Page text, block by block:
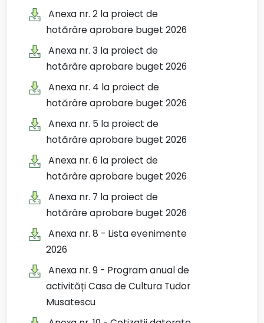
Anexa nr. 2 la proiect de
hotărâre aprobare buget 2026
Anexa nr. 3 la proiect de
hotărâre aprobare buget 2026
Anexa nr. 4 la proiect de
hotărâre aprobare buget 2026
Anexa nr. 5 la proiect de
hotărâre aprobare buget 2026
Anexa nr. 6 la proiect de
hotărâre aprobare buget 2026
Anexa nr. 7 la proiect de
hotărâre aprobare buget 2026
Anexa nr. 8 - Lista evenimente
2026
Anexa nr. 9 - Program anual de
activități Casa de Cultura Tudor
Musatescu